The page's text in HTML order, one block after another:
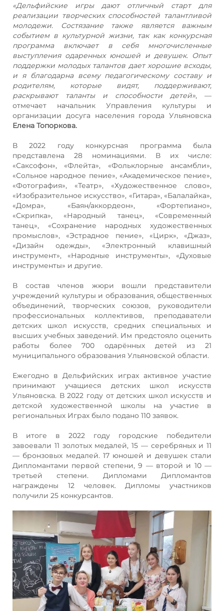
«Дельфийские игры дают отличный старт для
реализации творческих способностей талантливой
молодежи. Состязание также является важным
событием в культурной жизни, так как конкурсная
программа включает в себя многочисленные
выступления одаренных юношей и девушек. Опыт
поддержки молодых талантов дает хорошие всходы,
и я благодарна всему педагогическому составу и
родителям, которые видят, поддерживают,
раскрывают таланты и способности детей», —
отмечает начальник Управления культуры и
организации досуга населения города Ульяновска
Елена Топоркова.
В 2022 году конкурсная программа была
представлена 28 номинациями. В их числе:
«Саксофон», «Флейта», «Фольклорные ансамбли»,
«Сольное народное пение», «Академическое пение»,
«Фотография», «Театр», «Художественное слово»,
«Изобразительное искусство», «Гитара», «Балалайка»,
«Домра», «Баян/аккордеон», «Фортепиано»,
«Скрипка», «Народный танец», «Современный
танец», «Сохранение народных художественных
промыслов», «Эстрадное пение», «Цирк», «Джаз»,
«Дизайн одежды», «Электронный клавишный
инструмент», «Народные инструменты», «Духовые
инструменты» и другие.
В состав членов жюри вошли представители
учреждений культуры и образования, общественных
объединений, творческих союзов, руководители
профессиональных коллективов, преподаватели
детских школ искусств, средних специальных и
высших учебных заведений. Им предстояло оценить
работы более 700 одарённых детей из 21
муниципального образования Ульяновской области.
Ежегодно в Дельфийских играх активное участие
принимают учащиеся детских школ искусств
Ульяновска. В 2022 году от детских школ искусств и
детской художественной школы на участие в
региональных Играх было подано 110 заявок.
В итоге в 2022 году городские победители
завоевали 11 золотых медалей, 15 — серебряных и 11
— бронзовых медалей. 17 юношей и девушек стали
Дипломантами первой степени, 9 — второй и 10 —
третьей степени. Дипломами Дипломантов
награждены 12 человек. Дипломы участников
получили 25 конкурсантов.